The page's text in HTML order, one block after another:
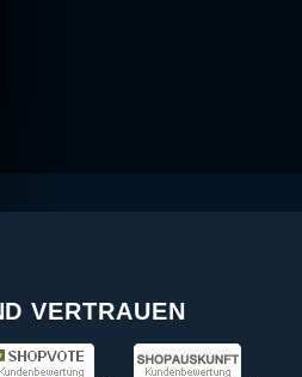
VERTRAUEN